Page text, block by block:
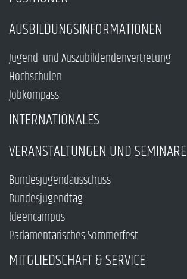
AUSBILDUNGSINFORMATIONEN
Jugend- und Auszubildendenvertretung
Hochschulen
Jobkompass
INTERNATIONALES
VERANSTALTUNGEN UND SEMINARE
Bundesjugendausschuss
Bundesjugendtag
Ideencampus
Parlamentarisches Sommerfest
MITGLIEDSCHAFT & SERVICE